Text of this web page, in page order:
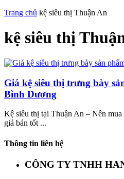
Trang chủ kệ siêu thị Thuận An
kệ siêu thị
Giá kệ siêu thị trưng bày
Bình Dương
Kệ siêu thị tại Thuận An – Nên
giá bán tốt ...
Thông tin liên hệ
CÔNG TY TNHH